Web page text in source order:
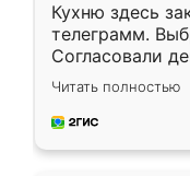
Кухню здесь
телеграмм.
Согласовали
недели кухня
довольны
мебель за
Читать полностью